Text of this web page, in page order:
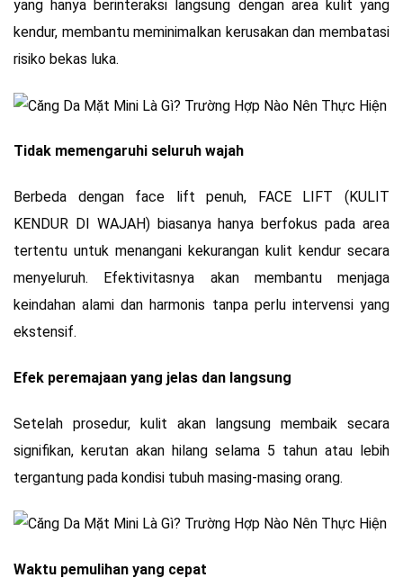
yang hanya berinteraksi langsung dengan area kulit yang
kendur, membantu meminimalkan kerusakan dan membatasi
risiko bekas luka.
Tidak memengaruhi seluruh wajah
Berbeda dengan face lift penuh, FACE LIFT (KULIT
KENDUR DI WAJAH) biasanya hanya berfokus pada area
tertentu untuk menangani kekurangan kulit kendur secara
menyeluruh. Efektivitasnya akan membantu menjaga
keindahan alami dan harmonis tanpa perlu intervensi yang
ekstensif.
Efek peremajaan yang jelas dan langsung
Setelah prosedur, kulit akan langsung membaik secara
signifikan, kerutan akan hilang selama 5 tahun atau lebih
tergantung pada kondisi tubuh masing-masing orang.
Waktu pemulihan yang cepat